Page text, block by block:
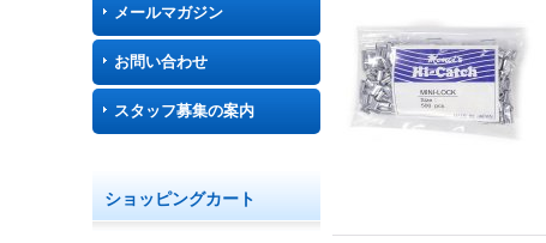
メールマガジン
お問い合わせ
スタッフ募集の案内
ショッピングカート